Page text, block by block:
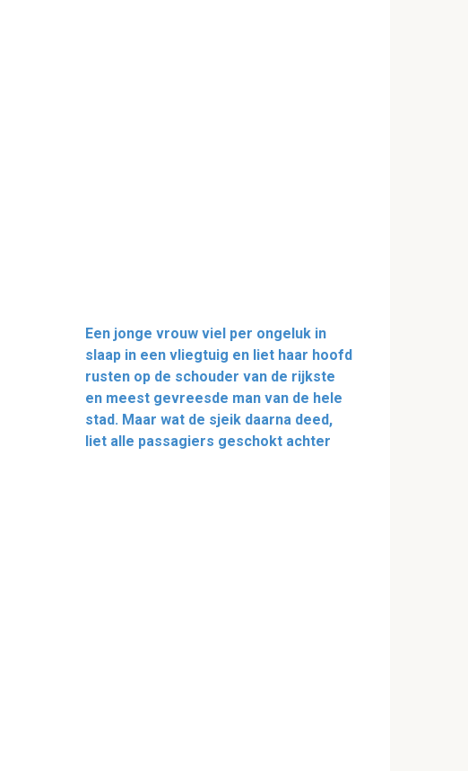
Een jonge vrouw viel per ongeluk in
slaap in een vliegtuig en liet haar hoofd
rusten op de schouder van de rijkste
en meest gevreesde man van de hele
stad. Maar wat de sjeik daarna deed,
liet alle passagiers geschokt achter